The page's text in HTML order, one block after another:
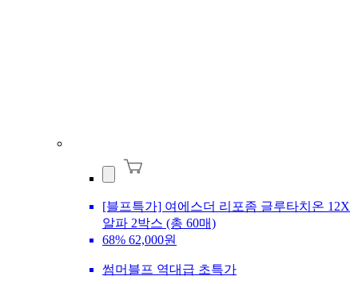
[블프특가] 여에스더 리포좀 글루타치온 12X
알파 2박스 (총 60매)
68% 62,000원
썸머블프 역대급 초특가